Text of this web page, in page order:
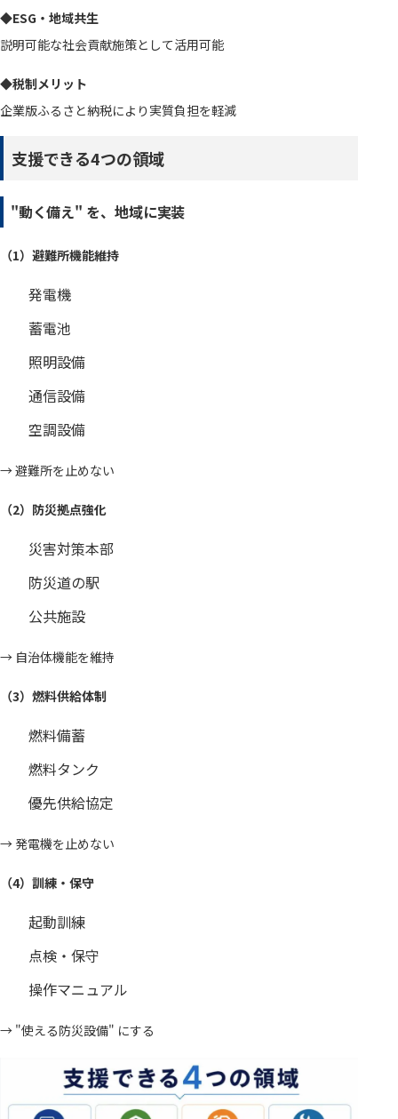
◆ESG・地域共生
説明可能な社会貢献施策として活用可能
◆税制メリット
企業版ふるさと納税により実質負担を軽減
支援できる4つの領域
"動く備え" を、地域に実装
（1）避難所機能維持
発電機
蓄電池
照明設備
通信設備
空調設備
→ 避難所を止めない
（2）防災拠点強化
災害対策本部
防災道の駅
公共施設
→ 自治体機能を維持
（3）燃料供給体制
燃料備蓄
燃料タンク
優先供給協定
→ 発電機を止めない
（4）訓練・保守
起動訓練
点検・保守
操作マニュアル
→ "使える防災設備" にする